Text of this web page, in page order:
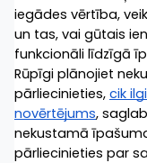
iegādes vērtība,
un tas, vai gūtais
funkcionāli līdzīgā
Rūpīgi plānojiet
pārliecinieties, cik
novērtējums,
nekustamā
pārliecinieties par